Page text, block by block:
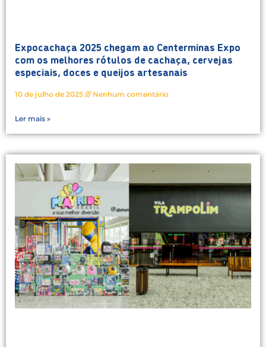
Expocachaça 2025 chegam ao Centerminas Expo
com os melhores rótulos de cachaça, cervejas
especiais, doces e queijos artesanais
10 de julho de 2025 Nenhum comentário
Ler mais »